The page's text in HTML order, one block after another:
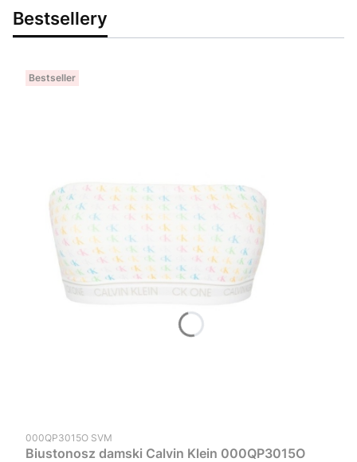
Bestsellery
Bestseller
Kod produktu
000QP3015O SVM
Biustonosz damski Calvin Klein 000QP3015O